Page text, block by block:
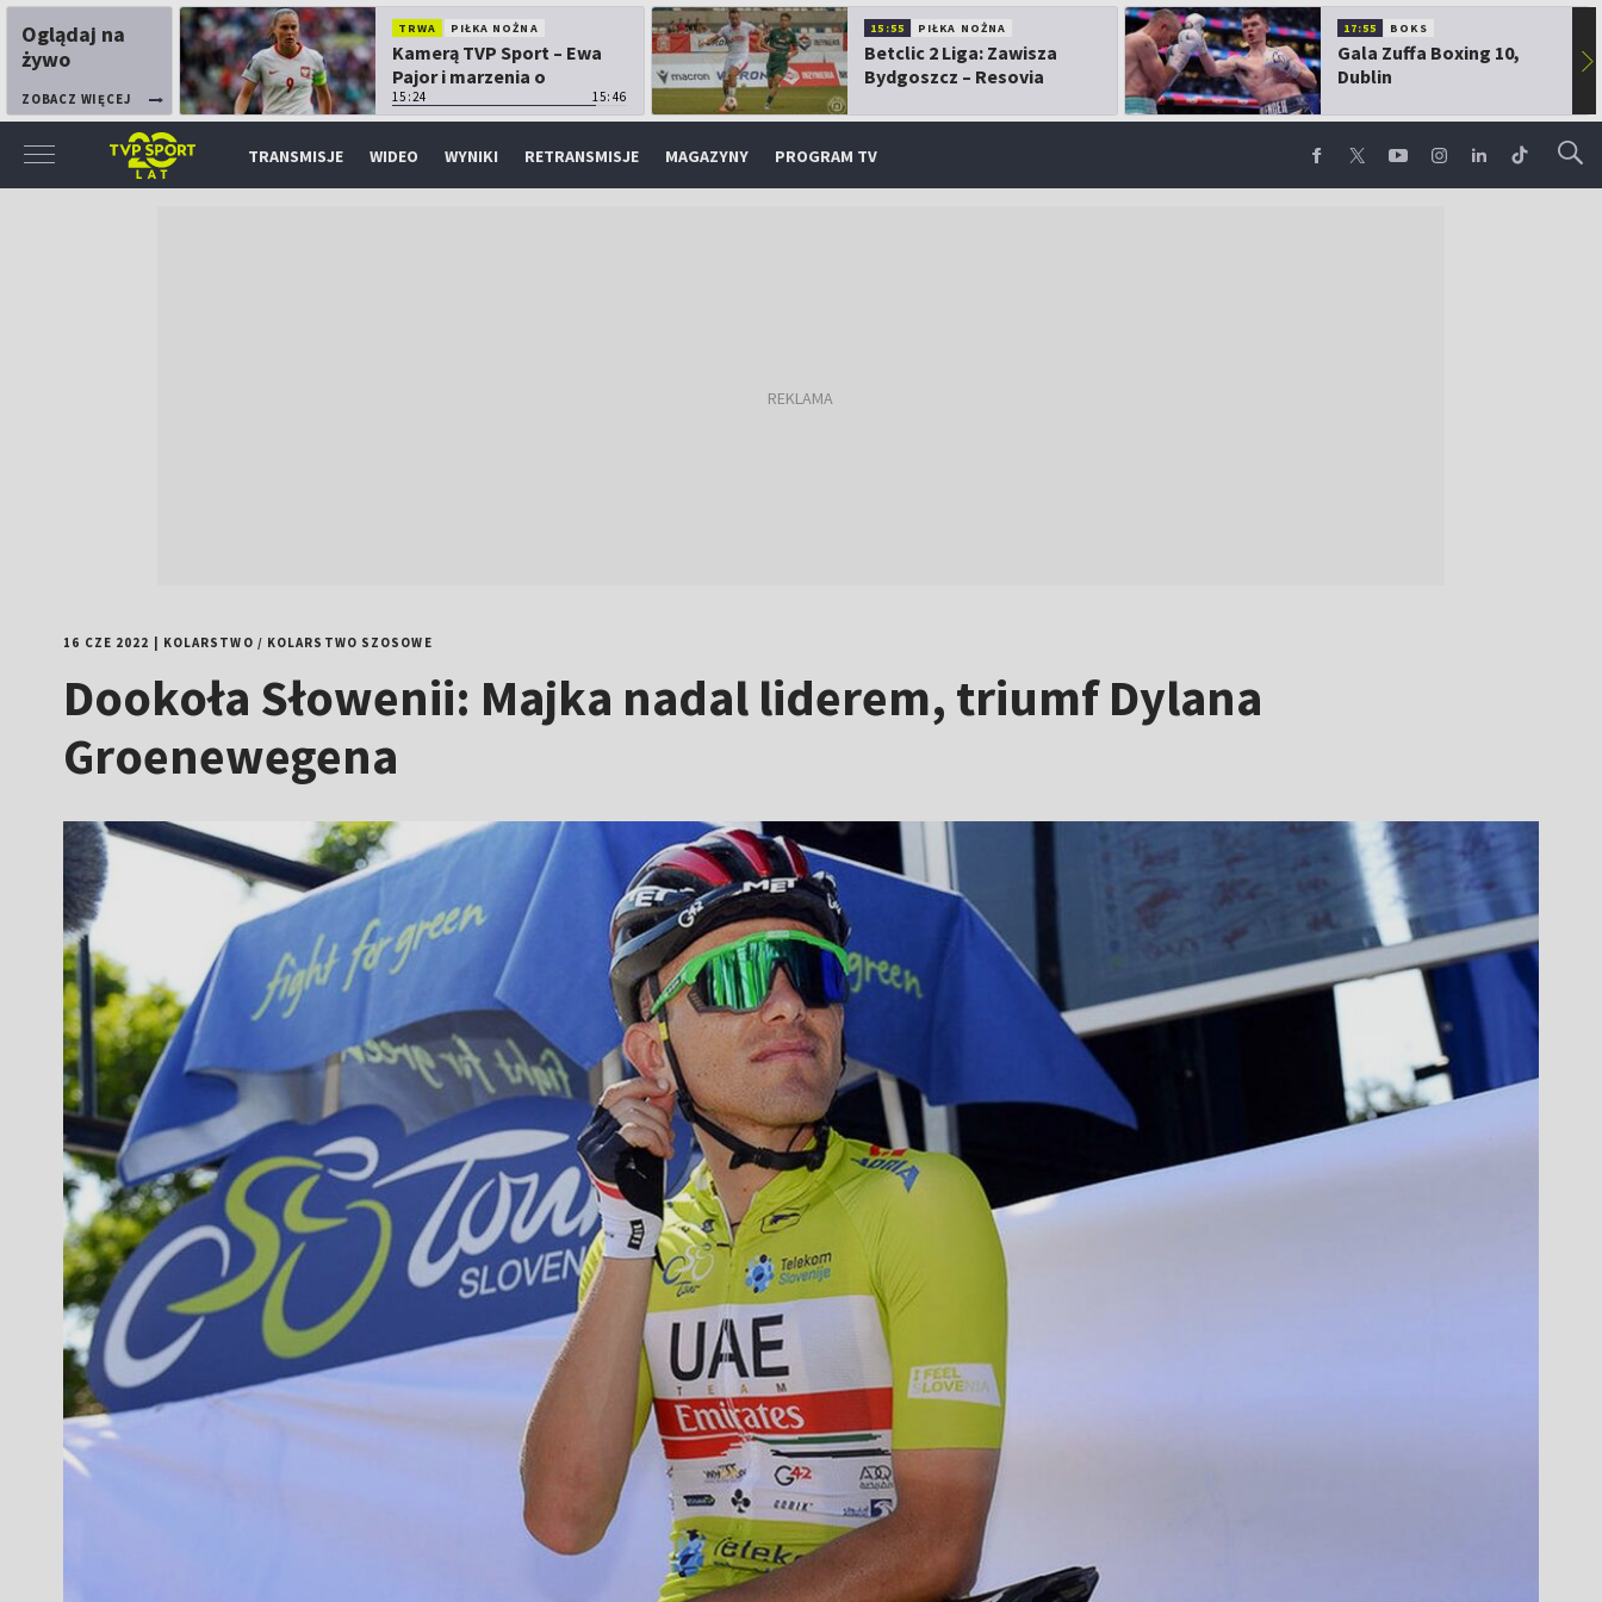
Oglądaj na
żywo
ZOBACZ WIĘCEJ
TRWA PIŁKA NOŻNA
Kamerą TVP Sport – Ewa
Pajor i marzenia o
Mundialu
15:24 15:46
15:55 PIŁKA NOŻNA
Betclic 2 Liga: Zawisza
Bydgoszcz – Resovia
17:55 BOKS
Gala Zuffa Boxing 10,
Dublin
▶
TRANSMISJE WIDEO WYNIKI RETRANSMISJE MAGAZYNY PROGRAM TV
16 CZE 2022 KOLARSTWO / KOLARSTWO SZOSOWE
Dookoła Słowenii: Majka nadal liderem, triumf Dylana
Groenewegena